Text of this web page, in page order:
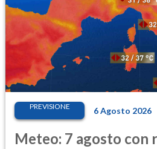
PREVISIONE 6 Agosto 2026
Meteo: 7 agosto con